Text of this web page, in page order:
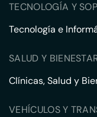
TECNOLOGÍA Y
Tecnología e
SALUD Y
Clínicas, Salud y
VEHÍCULOS Y